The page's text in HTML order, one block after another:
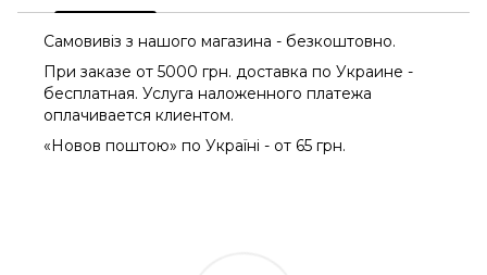
Самовивіз з нашого магазина - безкоштовно.
При заказе от 5000 грн. доставка по Украине -
бесплатная. Услуга наложенного платежа
оплачиваетcя клиентом.
«Новов поштою» по Україні - от 65 грн.